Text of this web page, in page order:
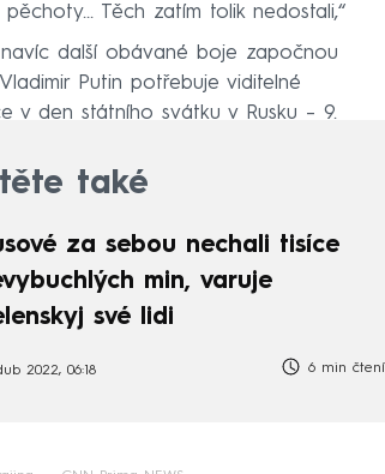
Těch zatím tolik nedostali,“
další obávané boje započnou
Putin potřebuje viditelné
v den státního svátku v Rusku – 9.
také
za sebou nechali tisíce
min, varuje
své lidi
2022, 06:18 6 min čtení